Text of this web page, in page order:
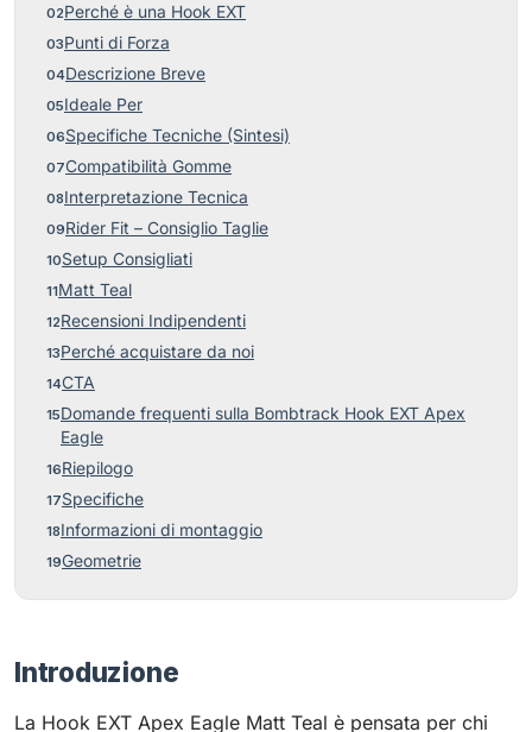
Perché è una Hook EXT
Punti di Forza
Descrizione Breve
Ideale Per
Specifiche Tecniche (Sintesi)
Compatibilità Gomme
Interpretazione Tecnica
Rider Fit – Consiglio Taglie
Setup Consigliati
Matt Teal
Recensioni Indipendenti
Perché acquistare da noi
CTA
Domande frequenti sulla Bombtrack Hook EXT Apex
Eagle
Riepilogo
Specifiche
Informazioni di montaggio
Geometrie
Introduzione
La Hook EXT Apex Eagle Matt Teal è pensata per chi